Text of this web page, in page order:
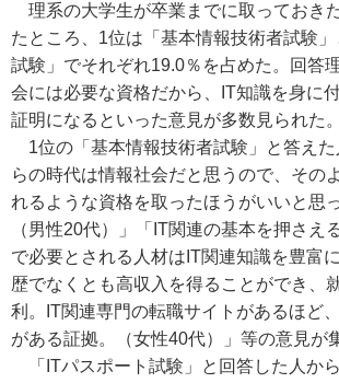
理系の大学生が卒業までに取っておき
たところ、1位は「基本情報技術者試験」
試験」でそれぞれ19.0％を占めた。回答
会には必要な資格だから、IT知識を身に
証明になるといった意見が多数見られた。
1位の「基本情報技術者試験」と答え
らの時代は情報社会だと思うので、その
れるような資格を取ったほうがいいと思
（男性20代）」「IT関連の基本を押さえ
で必要とされる人材はIT関連知識を豊富
歴でなくとも高収入を得ることができ、
利。IT関連専門の転職サイトがあるほど
がある証拠。（女性40代）」等の意見が
「ITパスポート試験」と回答した人か